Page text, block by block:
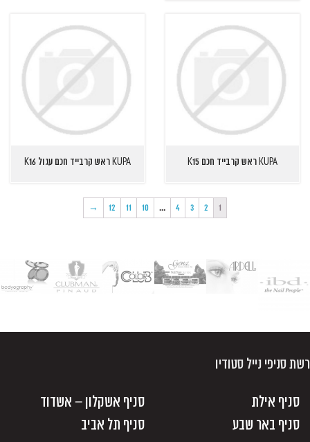
KUPA ראש קרבייד חכם K15 KUPA ראש קרבייד חכם עגול K16
1
2
3
4
…
10
11
12
→
רשת סניפי נייל סטודיו
סניף אילת
סניף אשקלון – אשדוד
סניף באר שבע
סניף תל אביב